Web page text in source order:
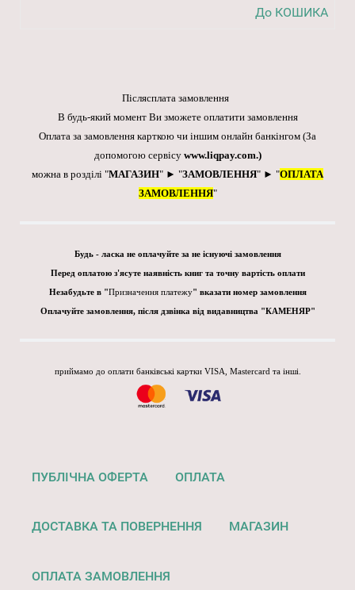
До КОШИКА
Післясплата замовлення
В будь-який момент Ви зможете оплатити замовлення
Оплата за замовлення карткою чи іншим онлайн банкінгом (За
допомогою сервісу www.liqpay.com.)
можна в розділі "МАГАЗИН" ► "ЗАМОВЛЕННЯ" ► "ОПЛАТА
ЗАМОВЛЕННЯ"
Будь - ласка не оплачуйте за не існуючі замовлення
Перед оплатою з'ясуте наявність книг та точну вартість оплати
Незабудьте в "Призначення платежу" вказати номер замовлення
Оплачуйте замовлення, після дзвінка від видавництва "КАМЕНЯР"
приймамо до оплати банківські картки VISA, Mastercard та інші.
ПУБЛІЧНА ОФЕРТА ОПЛАТА
ДОСТАВКА ТА ПОВЕРНЕННЯ МАГАЗИН
ОПЛАТА ЗАМОВЛЕННЯ